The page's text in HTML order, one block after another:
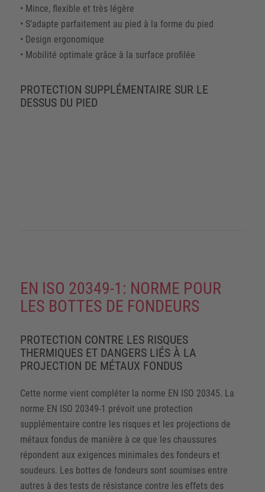
• Mince, flexible et très légère
• S’adapte parfaitement au pied à la forme du pied
• Design ergonomique
• Mobilité optimale grâce à la surface profilée
PROTECTION SUPPLÉMENTAIRE SUR LE
DESSUS DU PIED
EN ISO 20349-1: NORME POUR
LES BOTTES DE FONDEURS
PROTECTION CONTRE LES RISQUES
THERMIQUES ET DANGERS LIÉS À LA
PROJECTION DE MÉTAUX FONDUS
Cette norme vient compléter la norme EN ISO 20345. La
norme EN ISO 20349-1 prévoit une protection
supplémentaire contre les risques et les projections de
métaux fondus de manière à ce que les chaussures
répondent aux exigences minimales des fondeurs et
soudeurs. Les bottes de fondeurs sont soumises entre
autres à des tests de résistance contre les effets des